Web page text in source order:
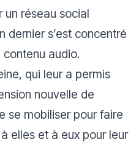
un réseau social
dernier s’est concentré
contenu audio.
qui leur a permis
nouvelle de
se mobiliser pour faire
elles et à eux pour leur